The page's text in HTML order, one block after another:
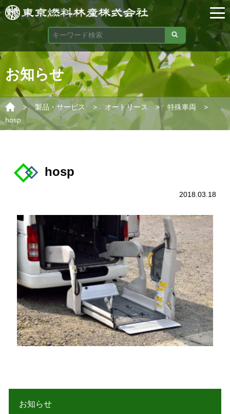
お知らせ
> 製品・サービス > オートリース > 特殊車両
>
hosp
hosp
2018.03.18
お知らせ